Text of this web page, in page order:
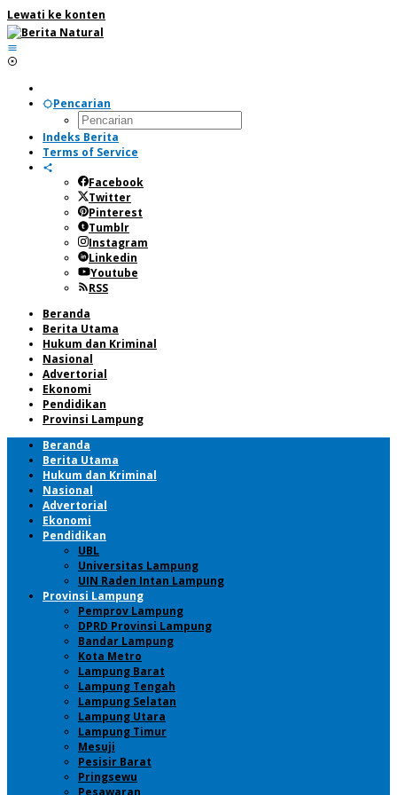
Lewati ke konten
Pencarian
Indeks Berita
Terms of Service
Facebook
Twitter
Pinterest
Tumblr
Instagram
Linkedin
Youtube
RSS
Beranda
Berita Utama
Hukum dan Kriminal
Nasional
Advertorial
Ekonomi
Pendidikan
Provinsi Lampung
Beranda
Berita Utama
Hukum dan Kriminal
Nasional
Advertorial
Ekonomi
Pendidikan
UBL
Universitas Lampung
UIN Raden Intan Lampung
Provinsi Lampung
Pemprov Lampung
DPRD Provinsi Lampung
Bandar Lampung
Kota Metro
Lampung Barat
Lampung Tengah
Lampung Selatan
Lampung Utara
Lampung Timur
Mesuji
Pesisir Barat
Pringsewu
Pesawaran